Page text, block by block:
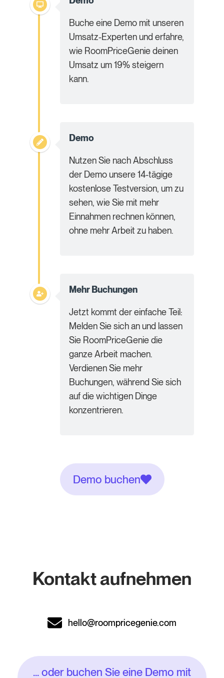
Buche eine Demo mit unseren
Umsatz-Experten und erfahre,
wie RoomPriceGenie deinen
Umsatz um 19% steigern
kann.
Demo
Nutzen Sie nach Abschluss
der Demo unsere 14-tägige
kostenlose Testversion, um zu
sehen, wie Sie mit mehr
Einnahmen rechnen können,
ohne mehr Arbeit zu haben.
Mehr Buchungen
Jetzt kommt der einfache Teil:
Melden Sie sich an und lassen
Sie RoomPriceGenie die
ganze Arbeit machen.
Verdienen Sie mehr
Buchungen, während Sie sich
auf die wichtigen Dinge
konzentrieren.
Demo buchen
Kontakt aufnehmen
hello@roompricegenie.com
... oder buchen Sie eine Demo mit